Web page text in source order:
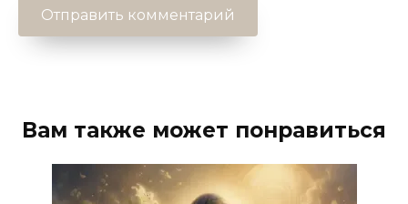
Вам также может понравиться